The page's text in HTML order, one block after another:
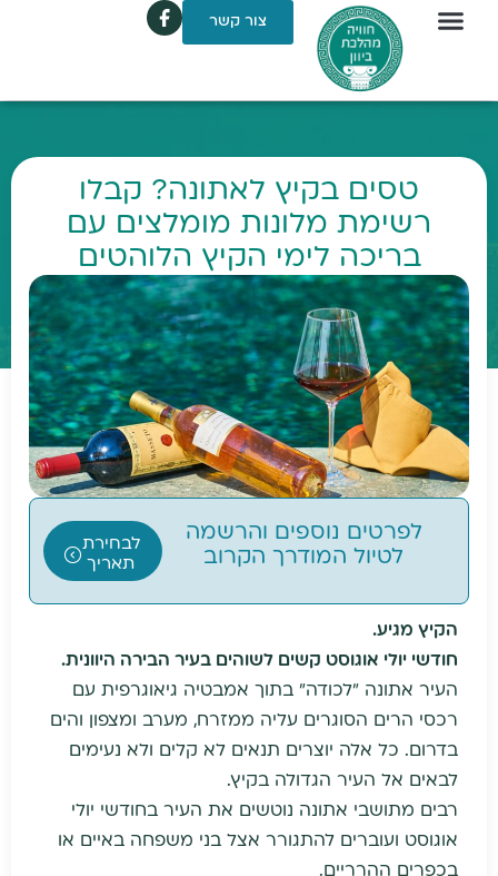
צור קשר
טסים בקיץ לאתונה? קבלו
רשימת מלונות מומלצים עם
בריכה לימי הקיץ הלוהטים
לפרטים נוספים והרשמה
לטיול המודרך הקרוב
לבחירת
תאריך
הקיץ מגיע.
חודשי יולי אוגוסט קשים לשוהים בעיר הבירה היוונית.
העיר אתונה "לכודה" בתוך אמבטיה גיאוגרפית עם
רכסי הרים הסוגרים עליה ממזרח, מערב ומצפון והים
בדרום. כל אלה יוצרים תנאים לא קלים ולא נעימים
לבאים אל העיר הגדולה בקיץ.
רבים מתושבי אתונה נוטשים את העיר בחודשי יולי
אוגוסט ועוברים להתגורר אצל בני משפחה באיים או
בכפרים ההרריים.